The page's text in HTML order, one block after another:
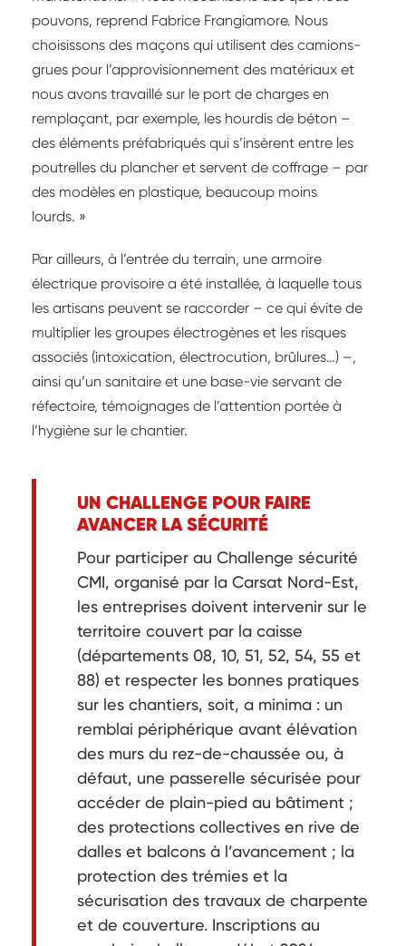
pouvons, reprend Fabrice Frangiamore. Nous
choisissons des maçons qui utilisent des camions-
grues pour l’approvisionnement des matériaux et
nous avons travaillé sur le port de charges en
remplaçant, par exemple, les hourdis de béton –
des éléments préfabriqués qui s’insèrent entre les
poutrelles du plancher et servent de coffrage – par
des modèles en plastique, beaucoup moins
lourds. »
Par ailleurs, à l’entrée du terrain, une armoire
électrique provisoire a été installée, à laquelle tous
les artisans peuvent se raccorder – ce qui évite de
multiplier les groupes électrogènes et les risques
associés (intoxication, électrocution, brûlures…) –,
ainsi qu’un sanitaire et une base-vie servant de
réfectoire, témoignages de l’attention portée à
l’hygiène sur le chantier.
UN CHALLENGE POUR FAIRE
AVANCER LA SÉCURITÉ
Pour participer au Challenge sécurité
CMI, organisé par la Carsat Nord-Est,
les entreprises doivent intervenir sur le
territoire couvert par la caisse
(départements 08, 10, 51, 52, 54, 55 et
88) et respecter les bonnes pratiques
sur les chantiers, soit, a minima : un
remblai périphérique avant élévation
des murs du rez-de-chaussée ou, à
défaut, une passerelle sécurisée pour
accéder de plain-pied au bâtiment ;
des protections collectives en rive de
dalles et balcons à l’avancement ; la
protection des trémies et la
sécurisation des travaux de charpente
et de couverture. Inscriptions au